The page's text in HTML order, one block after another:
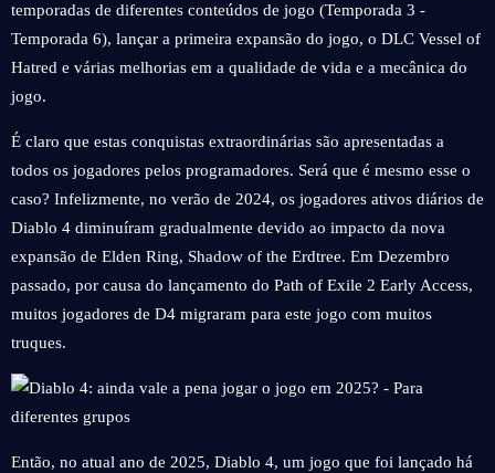
temporadas de diferentes conteúdos de jogo (Temporada 3 -
Temporada 6), lançar a primeira expansão do jogo, o DLC Vessel of
Hatred e várias melhorias em a qualidade de vida e a mecânica do
jogo.
É claro que estas conquistas extraordinárias são apresentadas a
todos os jogadores pelos programadores. Será que é mesmo esse o
caso? Infelizmente, no verão de 2024, os jogadores ativos diários de
Diablo 4 diminuíram gradualmente devido ao impacto da nova
expansão de Elden Ring, Shadow of the Erdtree. Em Dezembro
passado, por causa do lançamento do Path of Exile 2 Early Access,
muitos jogadores de D4 migraram para este jogo com muitos
truques.
Então, no atual ano de 2025, Diablo 4, um jogo que foi lançado há